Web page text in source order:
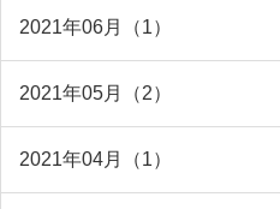
2021年06月（1）
2021年05月（2）
2021年04月（1）